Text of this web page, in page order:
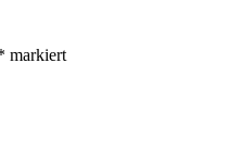
markiert